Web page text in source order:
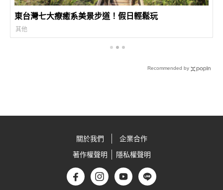
東台灣七大療癒系美景步道！假日輕鬆玩
其他
Recommended by
關於我們
企業合作
著作權聲明
隱私權聲明